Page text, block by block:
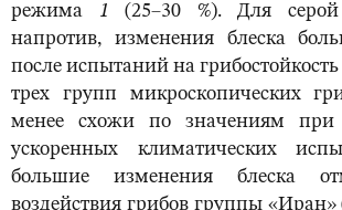
режима 1 (25–30 %). Для
напротив, изменения блеска
после испытаний на
трех групп микроскопических
менее схожи по значениям при
ускоренных климатических
большие изменения блеска
воздействия грибов группы «Иран»